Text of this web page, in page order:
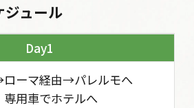
ジュール
1
ーマ経由→パレルモへ
専用車でホテルへ